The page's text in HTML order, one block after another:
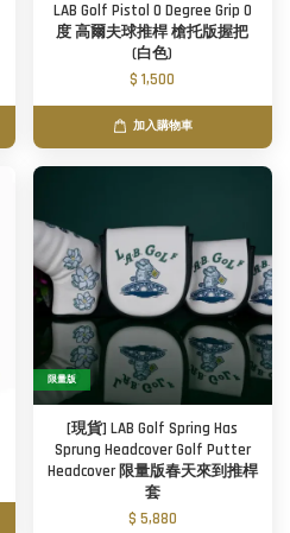
LAB Golf Pistol 0 Degree Grip 0
度 高爾夫球推桿 槍托版握把
(白色)
$ 1,500
加入購物車
限量版
[現貨] LAB Golf Spring Has
Sprung Headcover Golf Putter
Headcover 限量版春天來到推桿
套
$ 5,880